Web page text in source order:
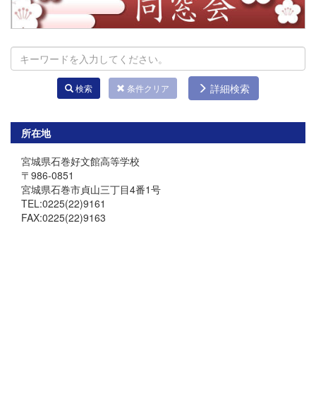
検索 条件クリア 詳細検索
所在地
宮城県石巻好文館高等学校
〒986-0851
宮城県石巻市貞山三丁目4番1号
TEL:0225(22)9161
FAX:0225(22)9163